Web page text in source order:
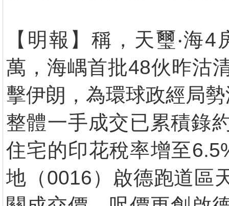
【明報】稱，天璽‧海
萬，海嵎首批48伙昨沽
擊伊朗，為環球政經局
整體一手成交已累積錄
住宅的印花稅率增至
地（0016）啟德跑道區